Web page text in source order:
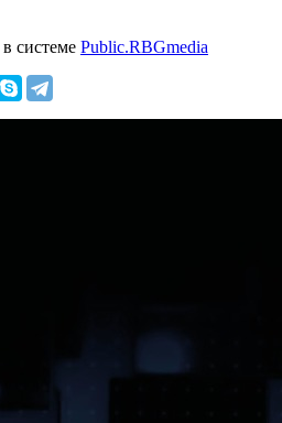
системе Public.RBGmedia